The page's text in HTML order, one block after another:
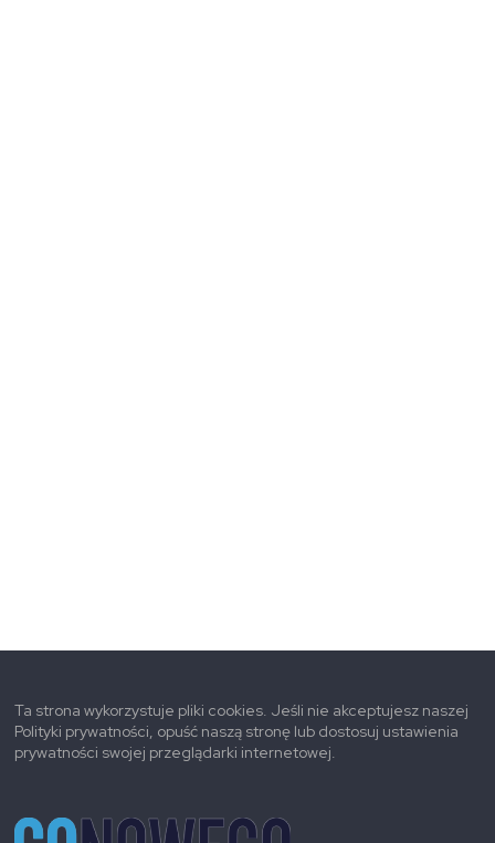
Ta strona wykorzystuje pliki cookies. Jeśli nie akceptujesz naszej
Polityki prywatności, opuść naszą stronę lub dostosuj ustawienia
prywatności swojej przeglądarki internetowej.